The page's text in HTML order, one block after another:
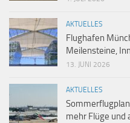
AKTUELLES
Flughafen
Meilensteine,
13. JUNI 2026
AKTUELLES
mehr Flüge und